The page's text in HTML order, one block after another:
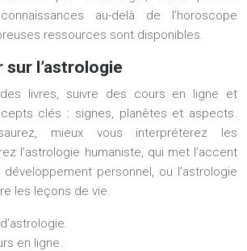
au-delà de l’horoscope
ressources sont disponibles.
sur l’astrologie
livres, suivre des cours en ligne et
clés : signes, planètes et aspects.
mieux vous interpréterez les
l’astrologie humaniste, qui met l’accent
personnel, ou l’astrologie
les leçons de vie.
en ligne.